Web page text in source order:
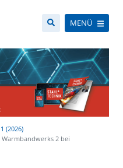
MENÜ
(2026)
2 bei